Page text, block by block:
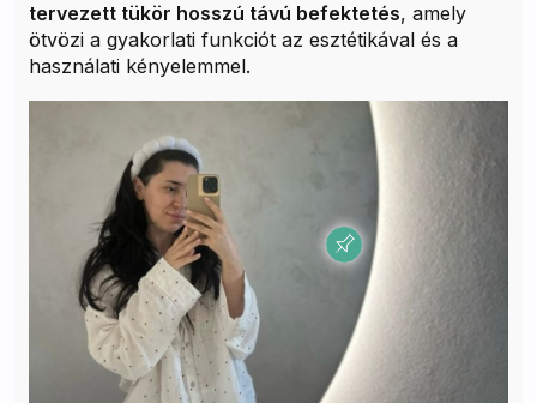
tervezett tükör hosszú távú befektetés, amely
ötvözi a gyakorlati funkciót az esztétikával és a
használati kényelemmel.